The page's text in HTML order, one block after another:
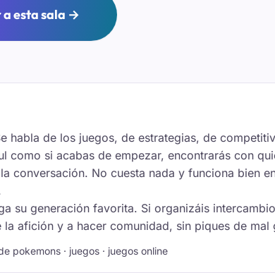
a esta sala →
habla de los juegos, de estrategias, de
como si acabas de empezar, encontrarás con
conversación. No cuesta nada y funciona bien
su generación favorita. Si organizáis
afición y a hacer comunidad, sin piques de mal
pokemons · juegos · juegos online